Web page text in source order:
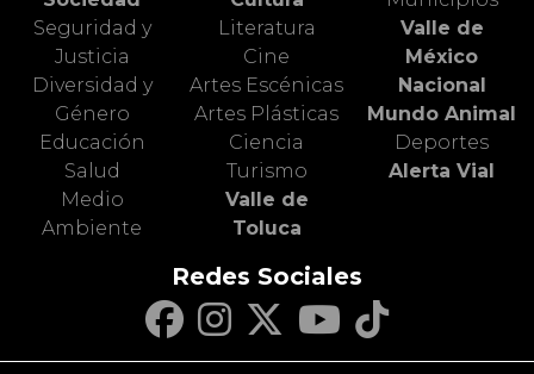
Seguridad y
Justicia
Diversidad y
Género
Educación
Salud
Medio
Ambiente
Literatura
Cine
Artes Escénicas
Artes Plásticas
Ciencia
Turismo
Valle de
Toluca
Valle de
México
Nacional
Mundo Animal
Deportes
Alerta Vial
Redes Sociales